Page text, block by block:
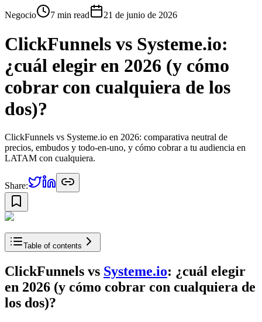
Negocio 7 min read 21 de junio de 2026
ClickFunnels vs Systeme.io:
¿cuál elegir en 2026 (y cómo
cobrar con cualquiera de los
dos)?
ClickFunnels vs Systeme.io en 2026: comparativa neutral de
precios, embudos y todo-en-uno, y cómo cobrar a tu audiencia en
LATAM con cualquiera.
Share:
Table of contents
ClickFunnels vs Systeme.io: ¿cuál elegir
en 2026 (y cómo cobrar con cualquiera de
los dos)?